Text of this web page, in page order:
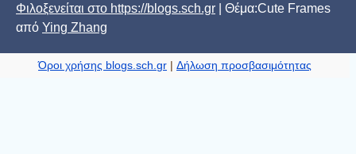
Φιλοξενείται στο https://blogs.sch.gr | Θέμα:Cute Frames
από Ying Zhang
Όροι χρήσης blogs.sch.gr |Δήλωση προσβασιμότητας